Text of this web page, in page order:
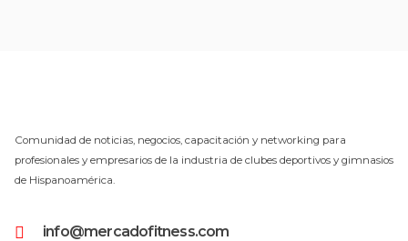
Comunidad de noticias, negocios, capacitación y networking para
profesionales y empresarios de la industria de clubes deportivos y gimnasios
de Hispanoamérica.
info@mercadofitness.com